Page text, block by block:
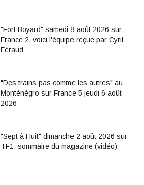
"Fort Boyard" samedi 8 août 2026 sur
France 2, voici l'équipe reçue par Cyril
Féraud
"Des trains pas comme les autres" au
Monténégro sur France 5 jeudi 6 août
2026
"Sept à Huit" dimanche 2 août 2026 sur
TF1, sommaire du magazine (vidéo)